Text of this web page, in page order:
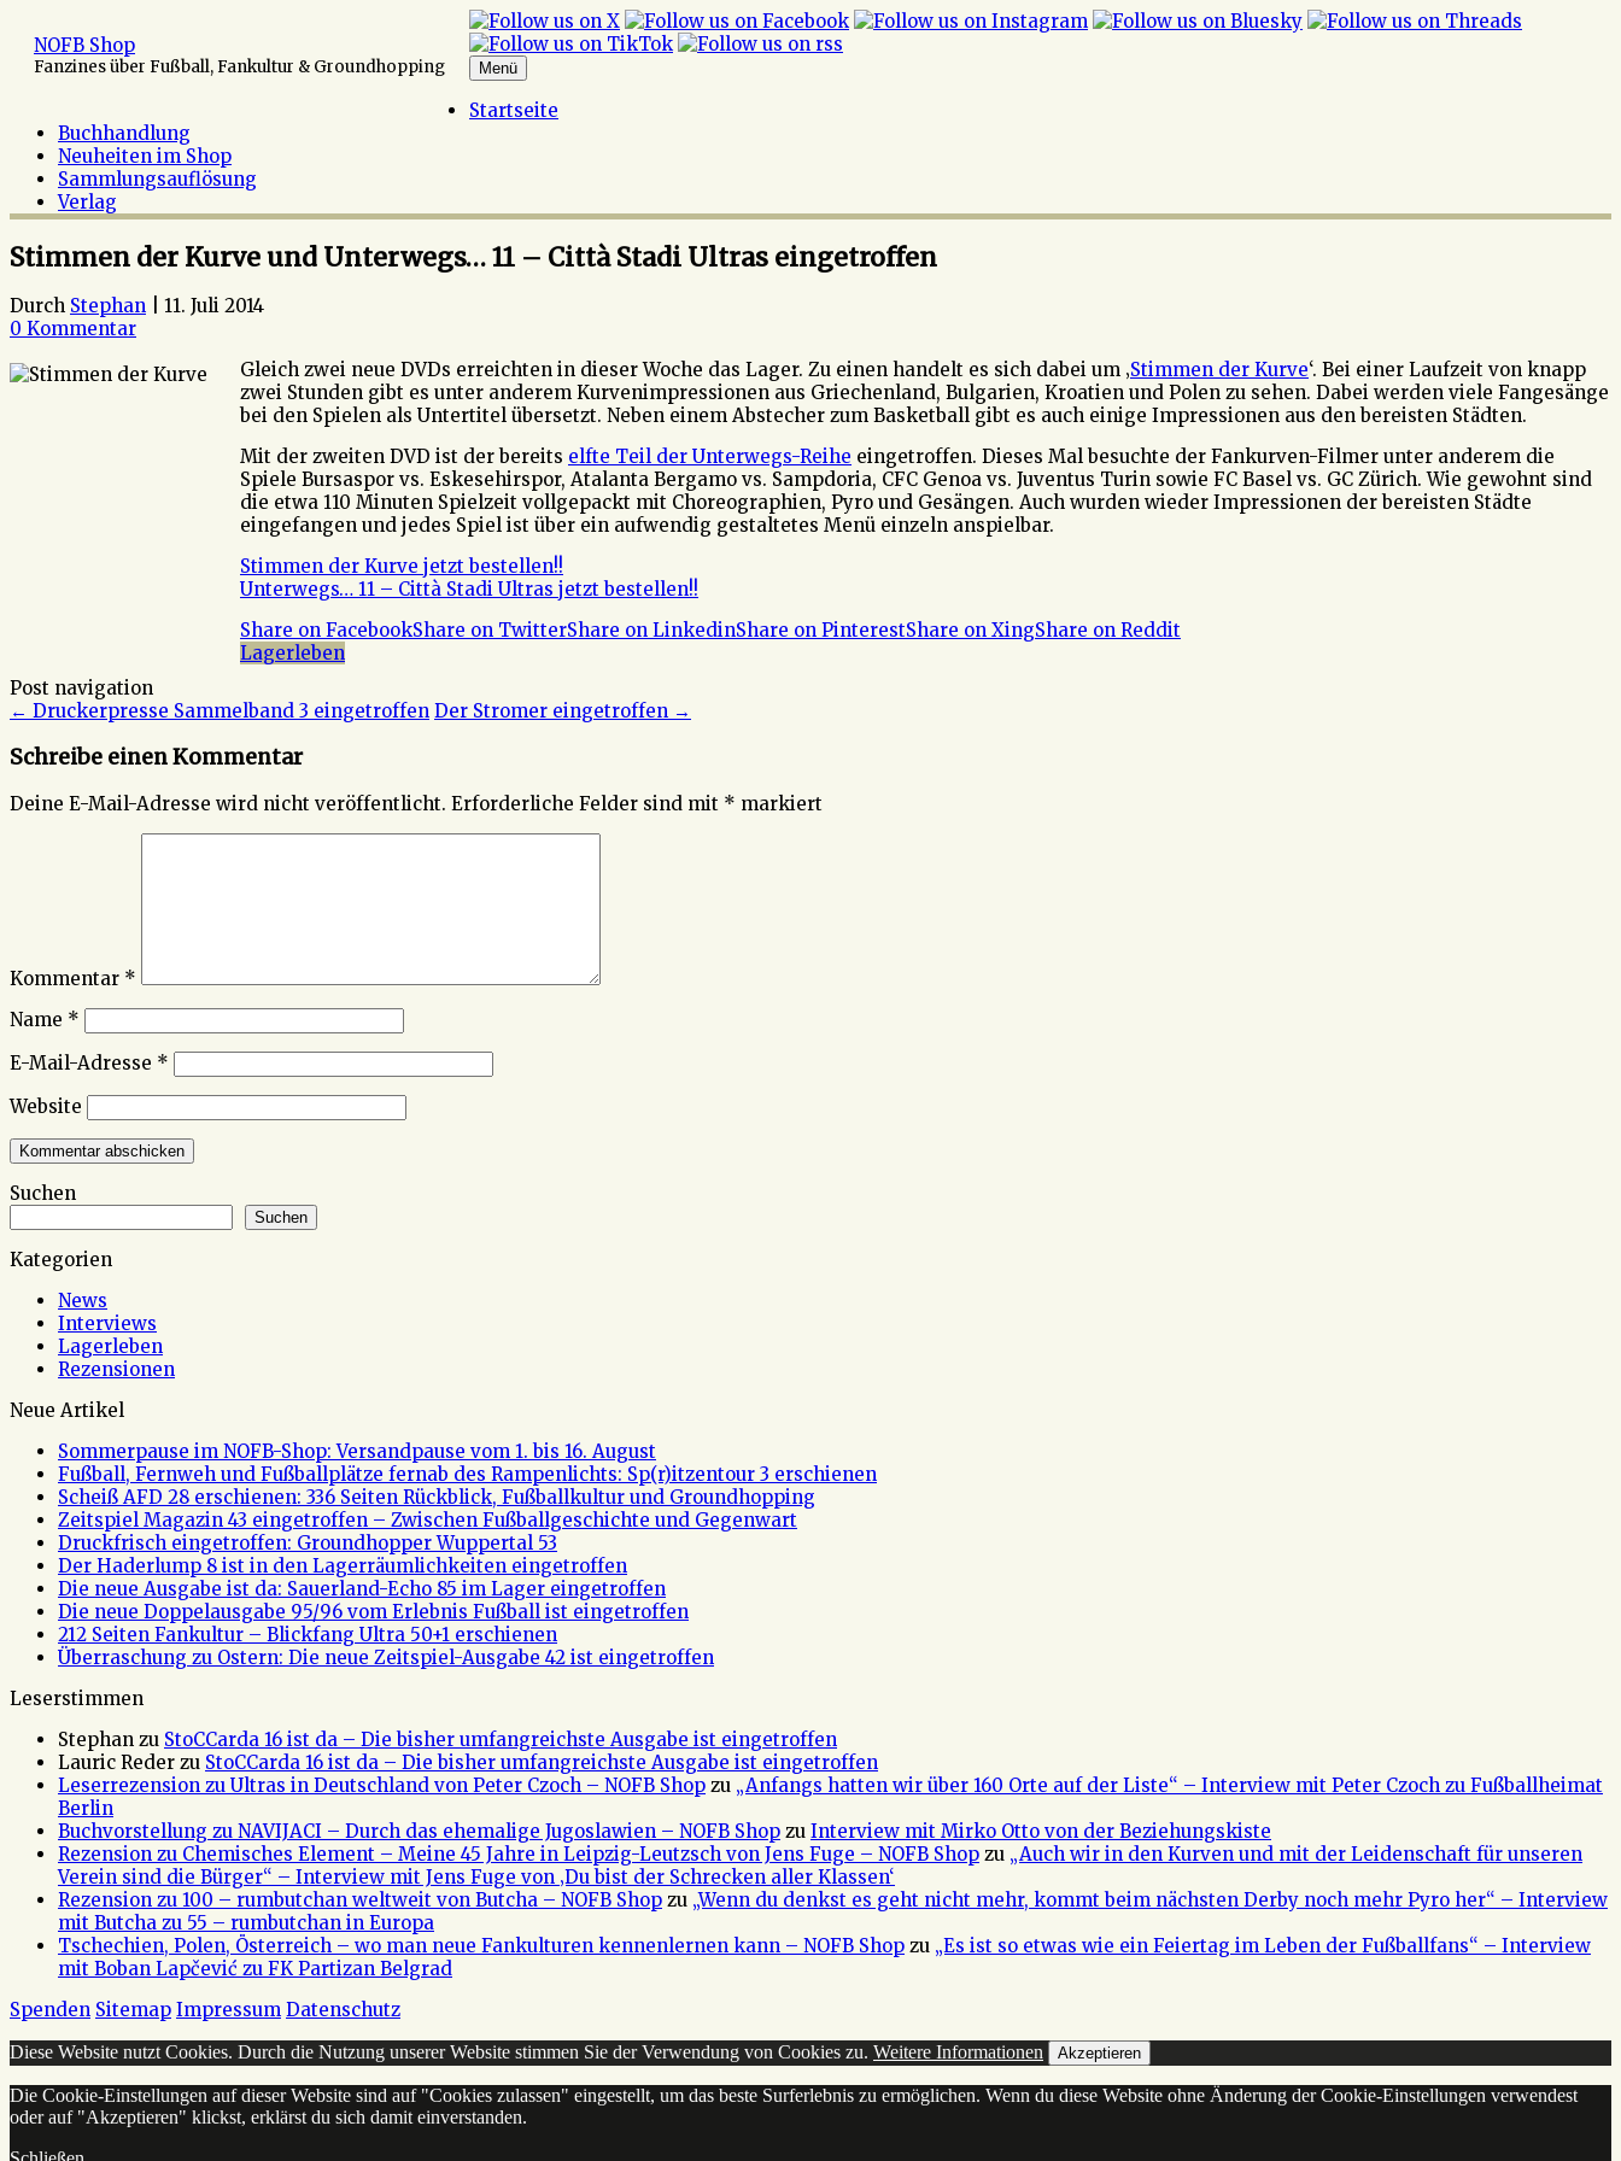
Inhalt
springen
NOFB Shop
Fanzines über Fußball, Fankultur & Groundhopping Menü
Startseite
Buchhandlung
Neuheiten im Shop
Sammlungsauflösung
Verlag
Stimmen der Kurve und Unterwegs… 11 – Città Stadi Ultras eingetroffen
Durch Stephan
11. Juli 2014
0 Kommentar
Gleich zwei neue DVDs erreichten in dieser Woche das Lager. Zu einen handelt es sich dabei um ‚Stimmen der Kurve‘. Bei einer Laufzeit von knapp
zwei Stunden gibt es unter anderem Kurvenimpressionen aus Griechenland, Bulgarien, Kroatien und Polen zu sehen. Dabei werden viele Fangesänge
bei den Spielen als Untertitel übersetzt. Neben einem Abstecher zum Basketball gibt es auch einige Impressionen aus den bereisten Städten.
Mit der zweiten DVD ist der bereits elfte Teil der Unterwegs-Reihe eingetroffen. Dieses Mal besuchte der Fankurven-Filmer unter anderem die
Spiele Bursaspor vs. Eskesehirspor, Atalanta Bergamo vs. Sampdoria, CFC Genoa vs. Juventus Turin sowie FC Basel vs. GC Zürich. Wie gewohnt sind
die etwa 110 Minuten Spielzeit vollgepackt mit Choreographien, Pyro und Gesängen. Auch wurden wieder Impressionen der bereisten Städte
eingefangen und jedes Spiel ist über ein aufwendig gestaltetes Menü einzeln anspielbar.
Stimmen der Kurve jetzt bestellen!!
Unterwegs… 11 – Città Stadi Ultras jetzt bestellen!!
Share on FacebookShare on TwitterShare on LinkedinShare on PinterestShare on XingShare on Reddit
Lagerleben
Post navigation
← Druckerpresse Sammelband 3 eingetroffen Der Stromer eingetroffen →
Schreibe einen Kommentar
Deine E-Mail-Adresse wird nicht veröffentlicht. Erforderliche Felder sind mit * markiert
Kommentar *
Name *
E-Mail-Adresse *
Website
Suchen
Suchen
Kategorien
News
Interviews
Lagerleben
Rezensionen
Neue Artikel
Sommerpause im NOFB-Shop: Versandpause vom 1. bis 16. August
Fußball, Fernweh und Fußballplätze fernab des Rampenlichts: Sp(r)itzentour 3 erschienen
Scheiß AFD 28 erschienen: 336 Seiten Rückblick, Fußballkultur und Groundhopping
Zeitspiel Magazin 43 eingetroffen – Zwischen Fußballgeschichte und Gegenwart
Druckfrisch eingetroffen: Groundhopper Wuppertal 53
Der Haderlump 8 ist in den Lagerräumlichkeiten eingetroffen
Die neue Ausgabe ist da: Sauerland-Echo 85 im Lager eingetroffen
Die neue Doppelausgabe 95/96 vom Erlebnis Fußball ist eingetroffen
212 Seiten Fankultur – Blickfang Ultra 50+1 erschienen
Überraschung zu Ostern: Die neue Zeitspiel-Ausgabe 42 ist eingetroffen
Leserstimmen
Stephan zu StoCCarda 16 ist da – Die bisher umfangreichste Ausgabe ist eingetroffen
Lauric Reder zu StoCCarda 16 ist da – Die bisher umfangreichste Ausgabe ist eingetroffen
Leserrezension zu Ultras in Deutschland von Peter Czoch – NOFB Shop zu „Anfangs hatten wir über 160 Orte auf der Liste“ – Interview mit Peter Czoch zu Fußballheimat
Berlin
Buchvorstellung zu NAVIJACI – Durch das ehemalige Jugoslawien – NOFB Shop zu Interview mit Mirko Otto von der Beziehungskiste
Rezension zu Chemisches Element – Meine 45 Jahre in Leipzig-Leutzsch von Jens Fuge – NOFB Shop zu „Auch wir in den Kurven und mit der Leidenschaft für unseren
Verein sind die Bürger“ – Interview mit Jens Fuge von ‚Du bist der Schrecken aller Klassen‘
Rezension zu 100 – rumbutchan weltweit von Butcha – NOFB Shop zu „Wenn du denkst es geht nicht mehr, kommt beim nächsten Derby noch mehr Pyro her“ – Interview
mit Butcha zu 55 – rumbutchan in Europa
Tschechien, Polen, Österreich – wo man neue Fankulturen kennenlernen kann – NOFB Shop zu „Es ist so etwas wie ein Feiertag im Leben der Fußballfans“ – Interview
mit Boban Lapčević zu FK Partizan Belgrad
Spenden Sitemap Impressum Datenschutz
Diese Website nutzt Cookies. Durch die Nutzung unserer Website stimmen Sie der Verwendung von Cookies zu. Weitere Informationen Akzeptieren
Die Cookie-Einstellungen auf dieser Website sind auf "Cookies zulassen" eingestellt, um das beste Surferlebnis zu ermöglichen. Wenn du diese Website ohne Änderung der Cookie-Einstellungen verwendest
oder auf "Akzeptieren" klickst, erklärst du sich damit einverstanden.